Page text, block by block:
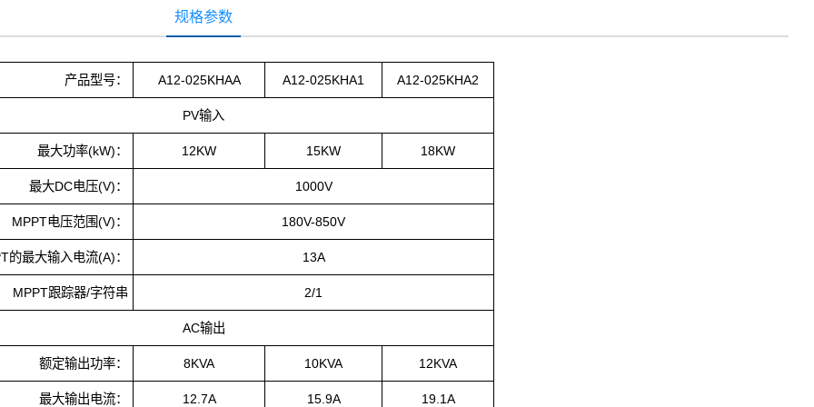
规格参数
产品型号： A12-025KHAA A12-025KHA1 A12-025KHA2
PV输入
最大功率(kW)： 12KW 15KW 18KW
最大DC电压(V)： 1000V
MPPT电压范围(V)： 180V-850V
的最大输入电流(A)： 13A
MPPT跟踪器/字符串 2/1
AC输出
额定输出功率： 8KVA 10KVA 12KVA
最大输出电流： 12.7A 15.9A 19.1A